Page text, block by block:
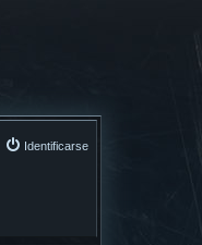
Identificarse